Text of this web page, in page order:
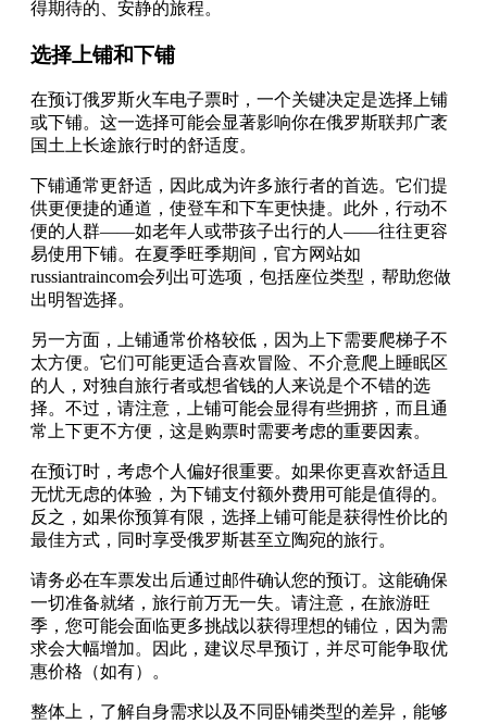
得期待的、安静的旅程。
选择上铺和下铺
在预订俄罗斯火车电子票时，一个关键决定是选择上铺
或下铺。这一选择可能会显著影响你在俄罗斯联邦广袤
国土上长途旅行时的舒适度。
下铺通常更舒适，因此成为许多旅行者的首选。它们提
供更便捷的通道，使登车和下车更快捷。此外，行动不
便的人群——如老年人或带孩子出行的人——往往更容
易使用下铺。在夏季旺季期间，官方网站如
russiantraincom会列出可选项，包括座位类型，帮助您做
出明智选择。
另一方面，上铺通常价格较低，因为上下需要爬梯子不
太方便。它们可能更适合喜欢冒险、不介意爬上睡眠区
的人，对独自旅行者或想省钱的人来说是个不错的选
择。不过，请注意，上铺可能会显得有些拥挤，而且通
常上下更不方便，这是购票时需要考虑的重要因素。
在预订时，考虑个人偏好很重要。如果你更喜欢舒适且
无忧无虑的体验，为下铺支付额外费用可能是值得的。
反之，如果你预算有限，选择上铺可能是获得性价比的
最佳方式，同时享受俄罗斯甚至立陶宛的旅行。
请务必在车票发出后通过邮件确认您的预订。这能确保
一切准备就绪，旅行前万无一失。请注意，在旅游旺
季，您可能会面临更多挑战以获得理想的铺位，因为需
求会大幅增加。因此，建议尽早预订，并尽可能争取优
惠价格（如有）。
整体上，了解自身需求以及不同卧铺类型的差异，能够